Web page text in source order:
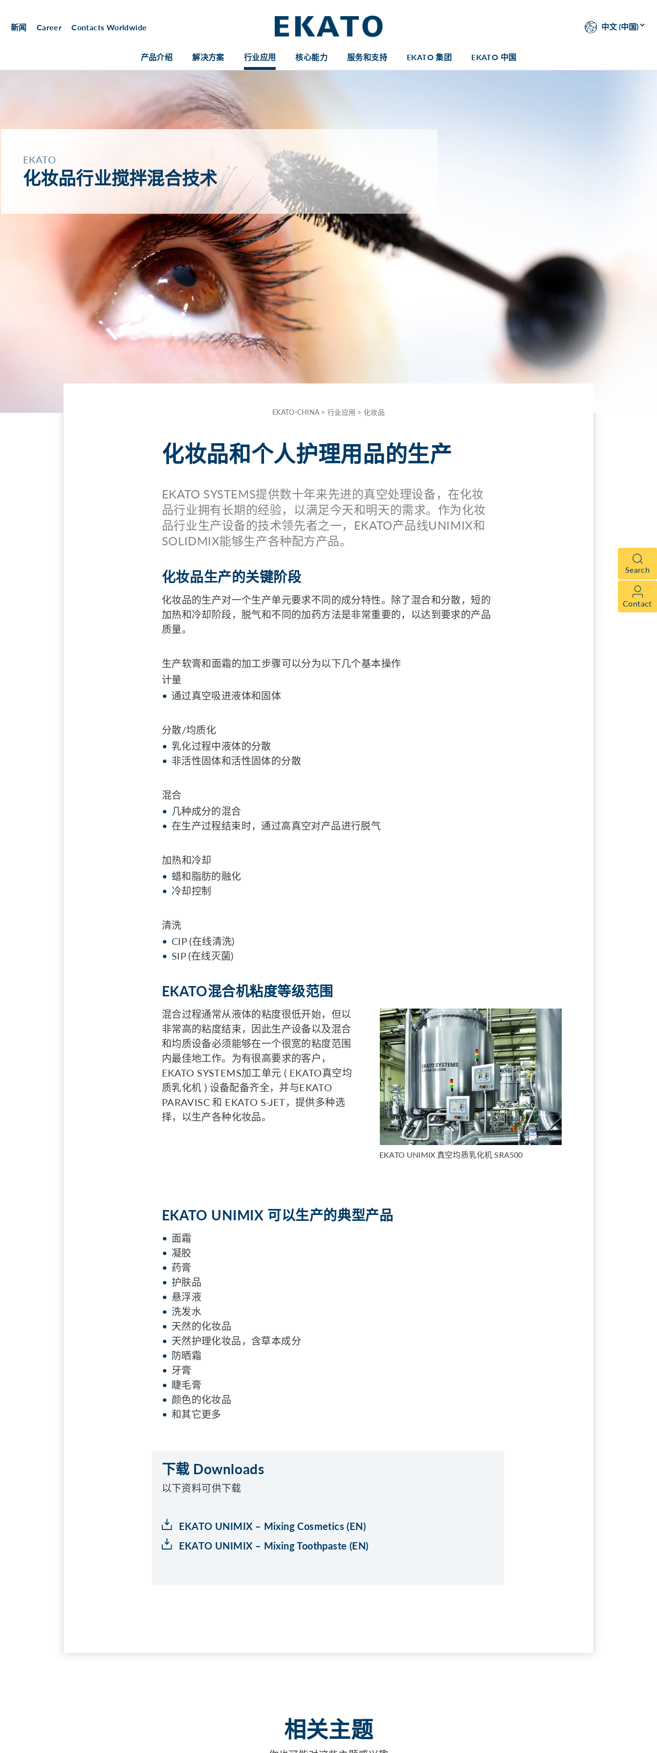
新闻 Career Contacts Worldwide
产品介绍 解决方案 行业应用 核心能力 服务和支持 EKATO 集团 EKATO 中国
Search
Contact
EKATO
化妆品行业搅拌混合技术
EKATO-CHINA >行业应用 >化妆品
化妆品和个人护理用品的生产
EKATO SYSTEMS提供数十年来先进的真空处理设备，在化妆
品行业拥有长期的经验，以满足今天和明天的需求。作为化妆
品行业生产设备的技术领先者之一，EKATO产品线UNIMIX和
SOLIDMIX能够生产各种配方产品。
化妆品生产的关键阶段
化妆品的生产对一个生产单元要求不同的成分特性。除了混合和分散，短的
加热和冷却阶段，脱气和不同的加药方法是非常重要的，以达到要求的产品
质量。
生产软膏和面霜的加工步骤可以分为以下几个基本操作
计量
通过真空吸进液体和固体
分散/均质化
乳化过程中液体的分散
非活性固体和活性固体的分散
混合
几种成分的混合
在生产过程结束时，通过高真空对产品进行脱气
加热和冷却
蜡和脂肪的融化
冷却控制
清洗
CIP (在线清洗)
SIP (在线灭菌)
EKATO混合机粘度等级范围
EKATO UNIMIX 真空均质乳化机 SRA500
混合过程通常从液体的粘度很低开始，但以
非常高的粘度结束，因此生产设备以及混合
和均质设备必须能够在一个很宽的粘度范围
内最佳地工作。为有很高要求的客户，
EKATO SYSTEMS加工单元 ( EKATO真空均
质乳化机 ) 设备配备齐全，并与EKATO
PARAVISC 和 EKATO S-JET，提供多种选
择，以生产各种化妆品。
EKATO UNIMIX 可以生产的典型产品
面霜
凝胶
药膏
护肤品
悬浮液
洗发水
天然的化妆品
天然护理化妆品，含草本成分
防晒霜
牙膏
睫毛膏
颜色的化妆品
和其它更多
下载 Downloads
以下资料可供下载
EKATO UNIMIX – Mixing Cosmetics (EN)
EKATO UNIMIX – Mixing Toothpaste (EN)
相关主题